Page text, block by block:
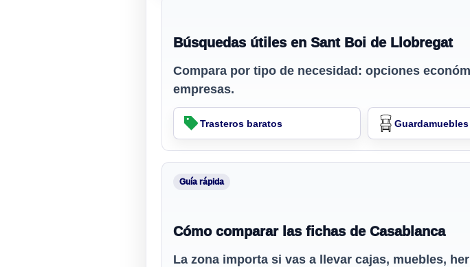
Búsquedas útiles en Sant Boi de Llobregat
Compara por tipo de necesidad: opciones
empresas.
Trasteros baratos Guardamuebles
Guía rápida
Cómo comparar las fichas de Casablanca
La zona importa si vas a llevar cajas, muebles,